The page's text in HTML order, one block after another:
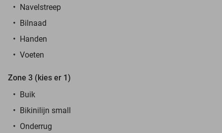
Navelstreep
Bilnaad
Handen
Voeten
Zone 3 (kies er 1)
Buik
Bikinilijn small
Onderrug